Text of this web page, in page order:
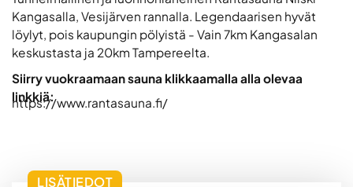
Kangasalla, Vesijärven rannalla. Legendaarisen hyvät
löylyt, pois kaupungin pölyistä - Vain 7km Kangasalan
keskustasta ja 20km Tampereelta.
Siirry vuokraamaan sauna klikkaamalla alla olevaa
linkkiä:
https://www.rantasauna.fi/
LISÄTIEDOT